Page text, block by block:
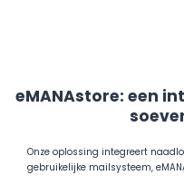
eMANAstore: een
Onze oplossing integreert
gebruikelijke mailsysteem,